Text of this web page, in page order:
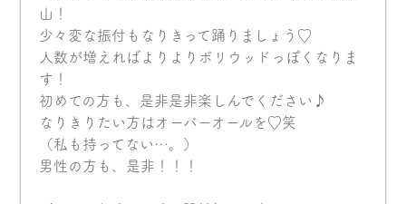
山！
少々変な振付もなりきって踊りましょう♡
人数が増えればよりよりボリウッドっぽくなりま
す！
初めての方も、是非是非楽しんでください♪
なりきりたい方はオーバーオールを♡笑
（私も持ってない…。）
男性の方も、是非！！！